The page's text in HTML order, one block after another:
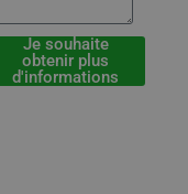
Je souhaite
obtenir plus
d'informations